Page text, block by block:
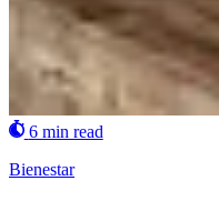
6 min read
Bienestar